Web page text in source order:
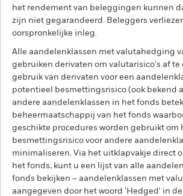
het rendement van beleggingen kunnen
zijn niet gegarandeerd. Beleggers
oorspronkelijke inleg.
Alle aandelenklassen met valutahedging
gebruiken derivaten om valutarisico's af te
gebruik van derivaten voor een
potentieel besmettingsrisico (ook bekend
andere aandelenklassen in het fonds
beheermaatschappij van het fonds
geschikte procedures worden gebruikt om
besmettingsrisico voor andere
minimaliseren. Via het uitklapvakje direct
het fonds, kunt u een lijst van alle
fonds bekijken – aandelenklassen met
aangegeven door het woord 'Hedged' in